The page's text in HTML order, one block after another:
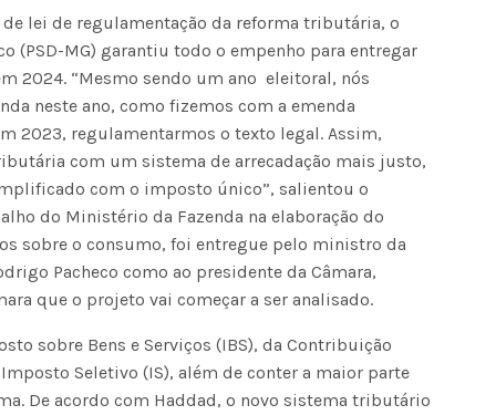
lei de regulamentação da reforma tributária, o
(PSD-MG) garantiu todo o empenho para entregar
2024. “Mesmo sendo um ano eleitoral, nós
neste ano, como fizemos com a emenda
2023, regulamentarmos o texto legal. Assim,
com um sistema de arrecadação mais justo,
com o imposto único”, salientou o
do Ministério da Fazenda na elaboração do
sobre o consumo, foi entregue pelo ministro da
Pacheco como ao presidente da Câmara,
que o projeto vai começar a ser analisado.
sobre Bens e Serviços (IBS), da Contribuição
Seletivo (IS), além de conter a maior parte
De acordo com Haddad, o novo sistema tributário